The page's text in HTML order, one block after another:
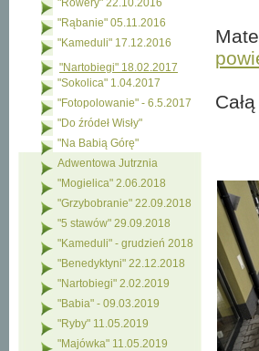
"Rowery" 22.10.2016
"Rąbanie" 05.11.2016
"Kameduli" 17.12.2016
"Nartobiegi" 18.02.2017
"Sokolica" 1.04.2017
"Fotopolowanie" - 6.5.2017
"Do źródeł Wisły"
"Na Babią Górę"
Adwentowa Jutrznia
"Mogielica" 2.06.2018
"Grzybobranie" 22.09.2018
"5 stawów" 29.09.2018
"Kameduli" - grudzień 2018
"Benedyktyni" 22.12.2018
"Nartobiegi" 2.02.2019
"Babia" - 09.03.2019
"Ryby" 11.05.2019
"Majówka" 11.05.2019